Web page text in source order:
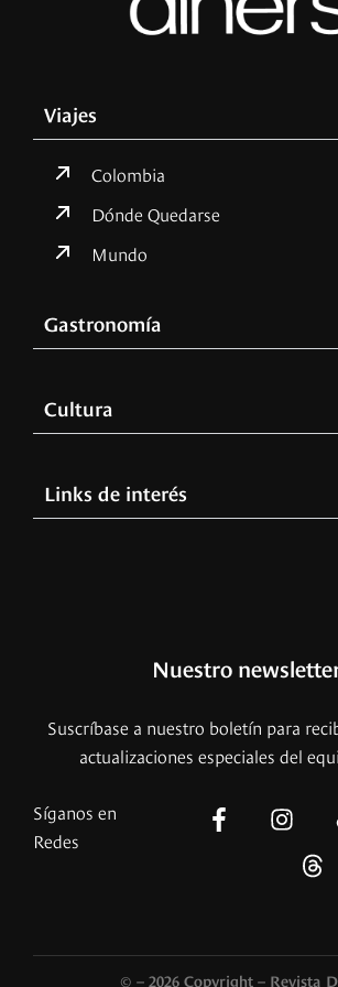
Viajes
Colombia
Dónde Quedarse
Mundo
Gastronomía
Cultura
Links de interés
Nuestro
Suscríbase a nuestro boletín para
actualizaciones especiales del
Síganos en
Redes
© – 2026 Copyright – Revista